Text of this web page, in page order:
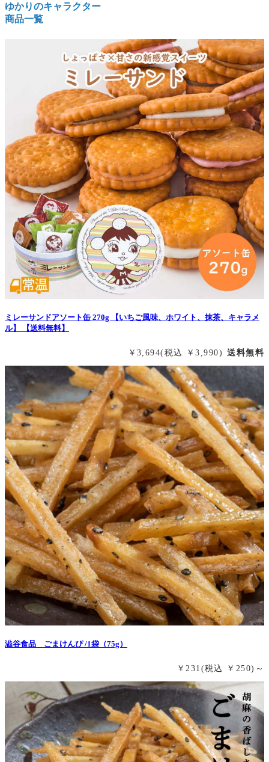
ゆかりのキャラクター
商品一覧
ミレーサンドアソート缶 270g 【いちご風味、ホワイト、抹茶、キャラメ
ル】 【送料無料】
￥3,694(税込 ￥3,990) 送料無料
澁谷食品 ごまけんぴ /1袋（75g）
￥231(税込 ￥250) ～